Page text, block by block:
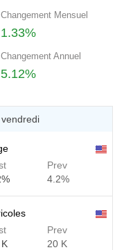
Changement Mensuel
1.33%
Changement Annuel
5.12%
Prev
4.2%
Prev
20 K